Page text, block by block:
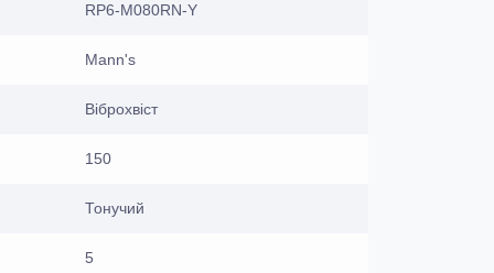
RP6-M080RN-Y
Mann's
Віброхвіст
150
Тонучий
5